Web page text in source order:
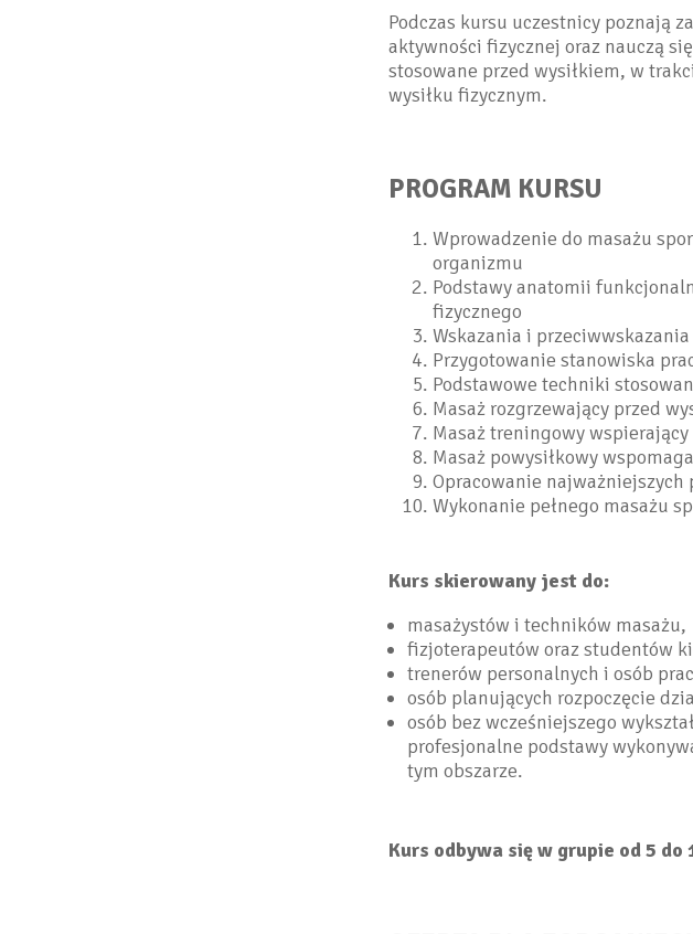
Podczas kursu uczestnicy poznają
aktywności fizycznej oraz nauczą
stosowane przed wysiłkiem, w
wysiłku fizycznym.
PROGRAM KURSU
Wprowadzenie do masażu
organizmu
Podstawy anatomii
fizycznego
Wskazania i
Przygotowanie stanowiska
Podstawowe techniki
Masaż rozgrzewający przed
Masaż treningowy
Masaż powysiłkowy
Opracowanie
Wykonanie pełnego masażu
Kurs skierowany jest do:
masażystów i techników masażu,
fizjoterapeutów oraz studentów
trenerów personalnych i osób
osób planujących rozpoczęcie
osób bez wcześniejszego
profesjonalne podstawy
tym obszarze.
Kurs odbywa się w grupie od 5 do